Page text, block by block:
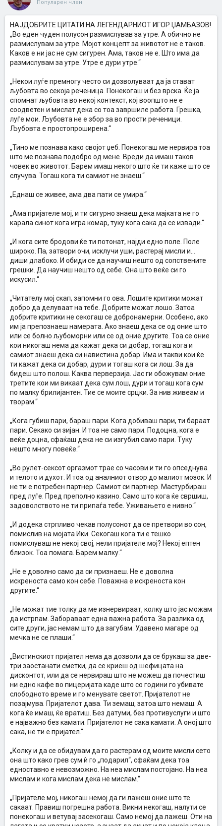
Популарен член
НАЈДОБРИТЕ ЦИТАТИ НА ЛЕГЕНДАРНИОТ ИГОР ЏАМБАЗОВ!
„Во еден чуден полусон размислував за утре. А обично не
размислувам за утре. Мојот концепт за животот не е таков.
Каков е ни јас не сум сигурен. Ама, таков не е. Што има да
размислувам за утре. Утре е дури утре.“
„Некои луѓе премногу често си дозволуваат да ја стават
љубовта во секоја реченица. Понекогаш и без врска. Ќе ја
спомнат љубовта во некој контекст, кој воопшто не е
соодветен и мислат дека со тоа завршиле работа. Грешка,
луѓе мои. Љубовта не е збор за во прости реченици.
Љубовта е простопроширена.“
„Тино ме познава како својот џеб. Понекогаш ме нервира тоа
што ме познава подобро од мене. Вреди да имаш таков
човек во животот. Барем имаш некого што ќе ти каже што се
случува. Тогаш кога ти самиот не знаеш.“
„Еднаш се живее, ама два пати се умира.“
„Ама пријателе мој, и ти сигурно знаеш дека мајката не го
карала синот кога игра комар, туку кога сака да се извади.“
„И кога сите бродови ќе ти потонат, најди едно поле. Поле
широко. Па, затвори очи, исклучи уши, растерај мисли и…
диши длабоко. И обиди се да научиш нешто од сопствените
грешки. Да научиш нешто од себе. Она што веќе си го
искусил.“
„Читателу мој скап, запомни го ова. Лошите критики можат
добро да делуваат на тебе. Добрите можат лошо. Затоа
добрите критики не секогаш се добронамерни. Особено, ако
им ја препознаеш намерата. Ако знаеш дека се од оние што
или се болно љубоморни или се од оние другите. Тоа се оние
кои никогаш нема да кажат дека си добар, тогаш кога и
самиот знаеш дека си навистина добар. Има и такви кои ќе
ти кажат дека си добар, дури и тогаш кога си лош. За да
бидеш што полош. Каква перверзија. Јас ги обожувам оние
третите кои ми викаат дека сум лош, дури и тогаш кога сум
по малку брилијантен. Тие се моите срцки. За нив живеам и
творам.“
„Кога губиш пари, бараш пари. Кога добиваш пари, ти бараат
пари. Секако си зијан. И тоа не само пари. Подоцна, кога е
веќе доцна, сфаќаш дека не си изгубил само пари. Туку
нешто многу повеќе.“
„Во рулет-сексот оргазмот трае со часови и ти го опседнува
и телото и духот. И тоа од аналниот отвор до малиот мозок. И
не ти е потребен партнер. Самиот си партнер. Мастурбираш
пред луѓе. Пред преполно казино. Само што кога ќе свршиш,
задоволството не ти припаѓа тебе. Уживањето е нивно.“
„И додека стрпливо чекав полусонот да се претвори во сон,
помислив на мојата Ики. Секогаш кога ти е тешко
помислуваш не некој свој, нели пријателе мој? Некој ептен
близок. Тоа помага. Барем малку.“
„Не е доволно само да си признаеш. Не е доволна
искреноста само кон себе. Поважна е искреноста кон
другите.“
„Не можат тие толку да ме изнервираат, колку што јас можам
да истрпам. Забораваат една важна работа. За разлика од
сите други, јас немам што да загубам. Удавено магаре од
мечка не се плаши.“
„Вистинскиот пријател нема да дозволи да се брукаш за две-
три заостанати сметки, да се криеш од шефицата на
дисконтот, или да се нервираш што не можеш да почестиш
ни едно кафе во пицеријата каде што со години го убивате
слободното време и го менувате светот. Пријателот не
позајмува. Пријателот дава. Ти земаш, затоа што немаш. А
кога ќе имаш, ќе вратиш. Без датуми, без противуслуги и што
е најважно без камати. Пријателот не сака камати. А оној што
сака, не ти е пријател.“
„Колку и да се обидувам да го растерам од моите мисли сето
она што како грев сум ѝ го „подарил“, сфаќам дека тоа
едноставно е невозможно. На неа мислам постојано. На неа
мислам и кога мислам дека не мислам.“
„Пријателе мој, никогаш немој да ги лажеш оние што те
сакаат. Правиш погрешна работа. Викни некогаш, налути се
понекогаш и ветувај засекогаш. Само немој да лажеш. Оти на